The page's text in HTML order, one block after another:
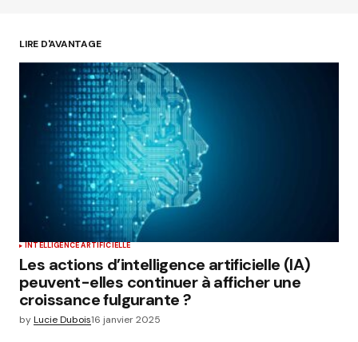
Submit Comment
LIRE D'AVANTAGE
INTELLIGENCE ARTIFICIELLE
Les actions d’intelligence artificielle (IA)
peuvent-elles continuer à afficher une
croissance fulgurante ?
byLucie Dubois16 janvier 2025